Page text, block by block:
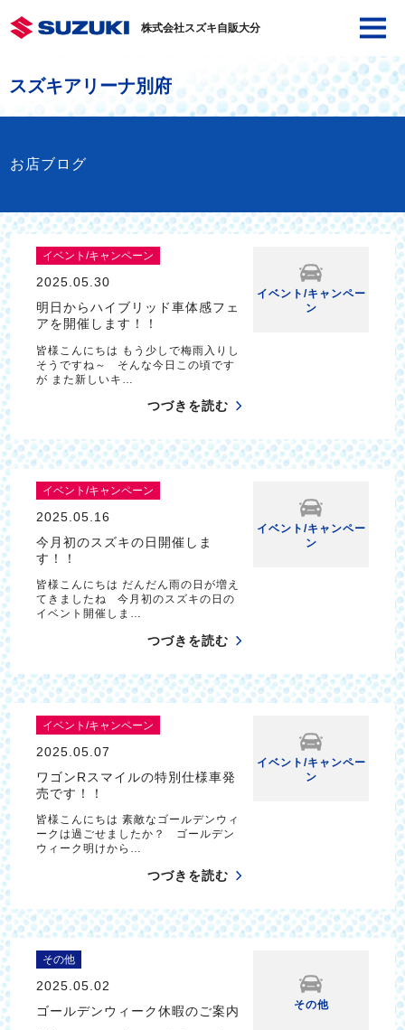
株式会社スズキ自販大分
スズキアリーナ別府
お店ブログ
イベント/キャンペーン
2025.05.30
明日からハイブリッド車体感フェ
アを開催します！！
皆様こんにちは もう少しで梅雨入りし
そうですね～ そんな今日この頃です
が また新しいキ…
つづきを読む
イベント/キャンペー
ン
イベント/キャンペーン
2025.05.16
今月初のスズキの日開催しま
す！！
皆様こんにちは だんだん雨の日が増え
てきましたね 今月初のスズキの日の
イベント開催しま…
つづきを読む
イベント/キャンペー
ン
イベント/キャンペーン
2025.05.07
ワゴンRスマイルの特別仕様車発
売です！！
皆様こんにちは 素敵なゴールデンウィ
ークは過ごせましたか？ ゴールデン
ウィーク明けから…
つづきを読む
イベント/キャンペー
ン
その他
2025.05.02
ゴールデンウィーク休暇のご案内
その他